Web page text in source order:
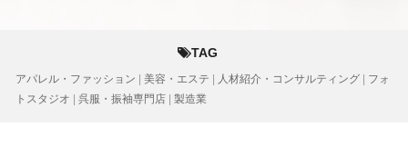
TAG
アパレル・ファッション |美容・エステ 人材紹介・コンサルティング
フォ
トスタジオ |呉服・振袖専門店 |製造業